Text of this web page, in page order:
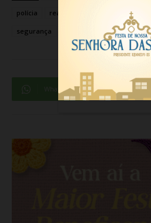
polícia realidade realidade capixaba
segurança segurança publica
WhatsApp Facebook